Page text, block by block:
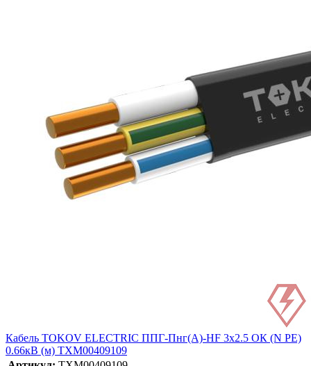
Кабель TOKOV ELECTRIC ППГ-Пнг(А)-HF 3х2.5 ОК (N PE)
0.66кВ (м) ТХМ00409109